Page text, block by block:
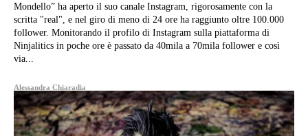
Mondello” ha aperto il suo canale Instagram, rigorosamente con la
scritta "real", e nel giro di meno di 24 ore ha raggiunto oltre 100.000
follower. Monitorando il profilo di Instagram sulla piattaforma di
Ninjalitics in poche ore è passato da 40mila a 70mila follower e così
via...
Alessandra Chiaradia